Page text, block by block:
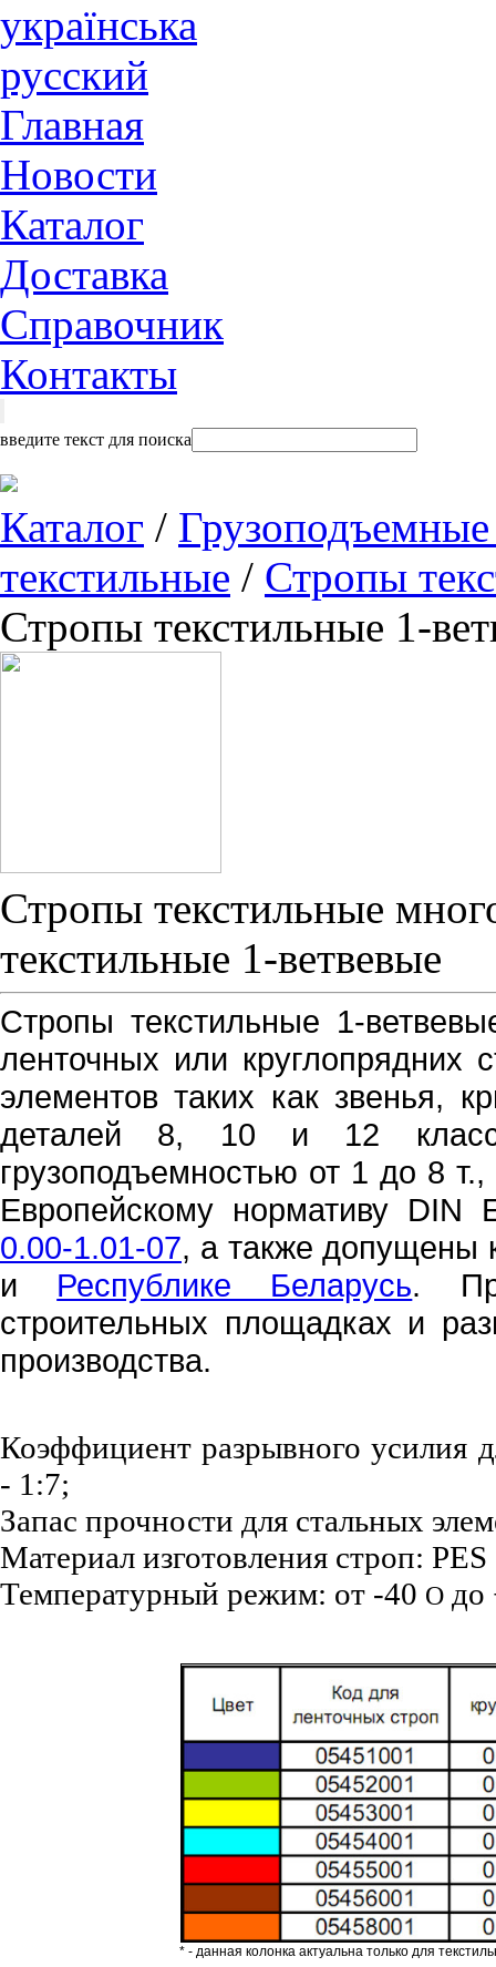
українська
русский
Главная
Новости
Каталог
Доставка
Справочник
Контакты
введите текст для поиска
Каталог /
текстильные / Стропы
Стропы текстильные 1-
Стропы текстильные
текстильные 1-ветвевые
Стропы текстильные 1-
ленточных или круглопрядних
элементов таких как звенья,
деталей 8, 10 и 12
грузоподъемностью от 1 до 8
Европейскому нормативу DIN
0.00-1.01-07, а также допущены
и Республике Беларусь.
строительных площадках и
производства.
Коэффициент разрывного усилия
- 1:7;
Запас прочности для стальных
Материал изготовления строп:
Температурный режим: от -40 О до
* - данная колонка актуальна только для